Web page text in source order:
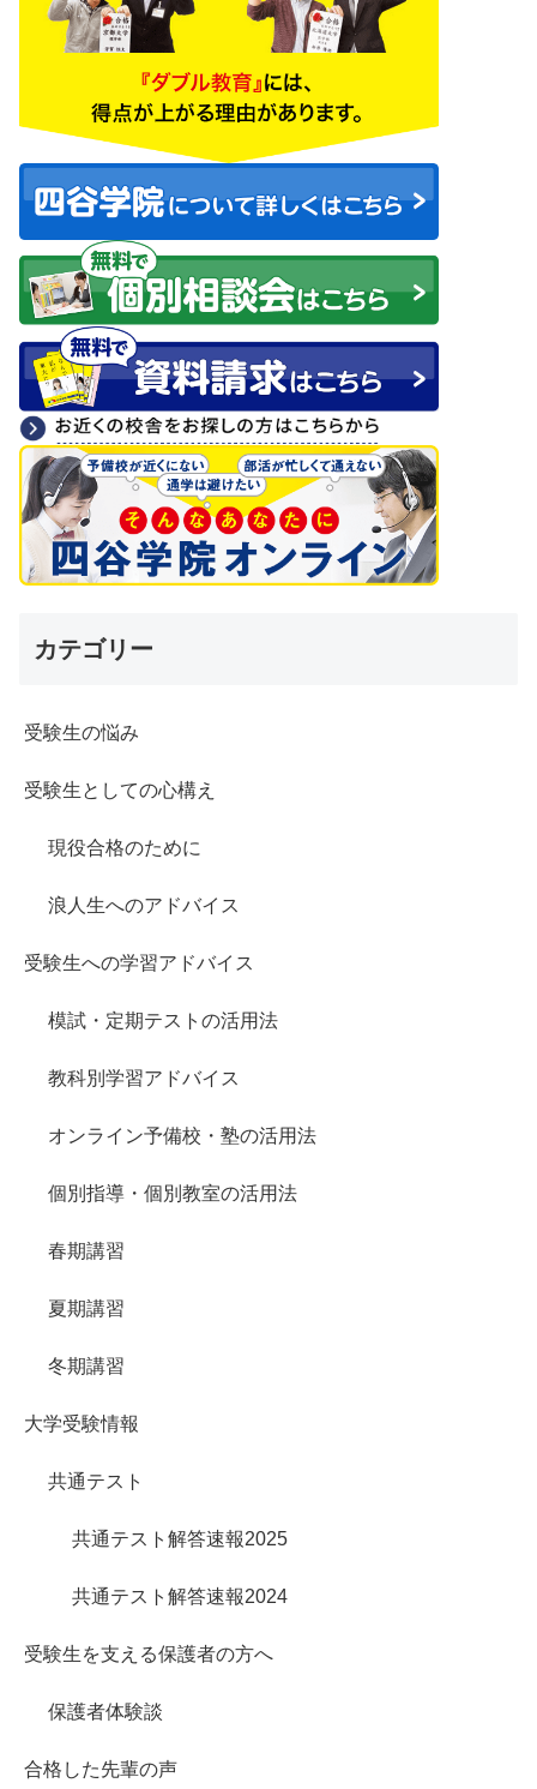
カテゴリー
受験生の悩み
受験生としての心構え
現役合格のために
浪人生へのアドバイス
受験生への学習アドバイス
模試・定期テストの活用法
教科別学習アドバイス
オンライン予備校・塾の活用法
個別指導・個別教室の活用法
春期講習
夏期講習
冬期講習
大学受験情報
共通テスト
共通テスト解答速報2025
共通テスト解答速報2024
受験生を支える保護者の方へ
保護者体験談
合格した先輩の声